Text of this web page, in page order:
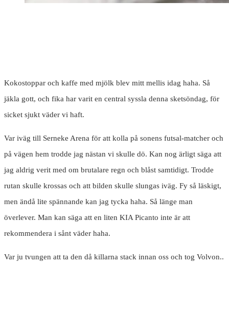
Kokostoppar och kaffe med mjölk blev mitt mellis idag haha. Så
jäkla gott, och fika har varit en central syssla denna sketsöndag, för
sicket sjukt väder vi haft.
Var iväg till Serneke Arena för att kolla på sonens futsal-matcher och
på vägen hem trodde jag nästan vi skulle dö. Kan nog ärligt säga att
jag aldrig verit med om brutalare regn och blåst samtidigt. Trodde
rutan skulle krossas och att bilden skulle slungas iväg. Fy så läskigt,
men ändå lite spännande kan jag tycka haha. Så länge man
överlever. Man kan säga att en liten KIA Picanto inte är att
rekommendera i sånt väder haha.
Var ju tvungen att ta den då killarna stack innan oss och tog Volvon..